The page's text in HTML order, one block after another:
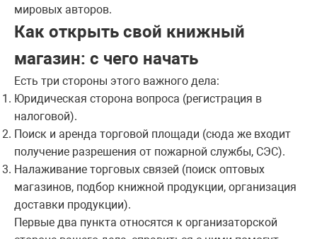
мировых авторов.
Как открыть свой книжный
магазин: с чего начать
Есть три стороны этого важного дела:
Юридическая сторона вопроса (регистрация в
налоговой).
Поиск и аренда торговой площади (сюда же входит
получение разрешения от пожарной службы, СЭС).
Налаживание торговых связей (поиск оптовых
магазинов, подбор книжной продукции, организация
доставки продукции).
Первые два пункта относятся к организаторской